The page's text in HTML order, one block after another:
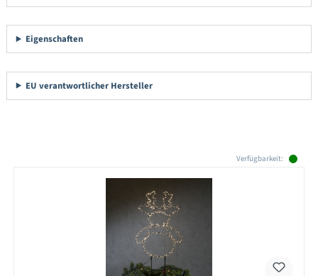
Eigenschaften
EU verantwortlicher Hersteller
Verfügbarkeit: